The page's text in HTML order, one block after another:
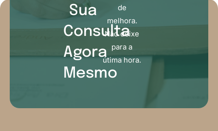
Sua
Consulta
Agora
Mesmo
de
melhora.
Não deixe
para a
útima hora.